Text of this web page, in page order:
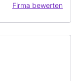
Firma bewerten